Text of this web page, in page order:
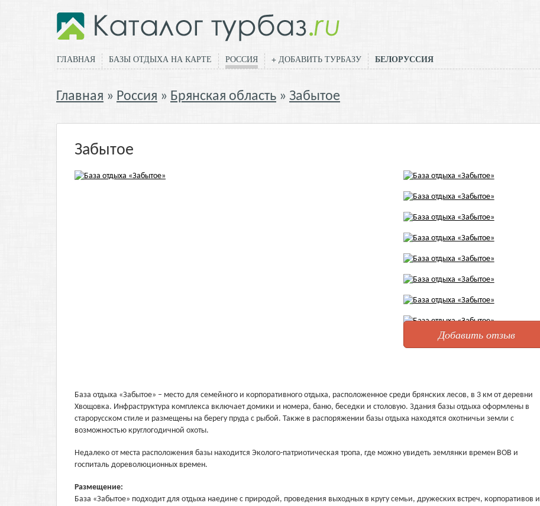
ГЛАВНАЯ БАЗЫ ОТДЫХА НА КАРТЕ РОССИЯ + ДОБАВИТЬ ТУРБАЗУ БЕЛОРУССИЯ
Главная Россия Брянская область Забытое
Забытое
Добавить отзыв
База отдыха «Забытое» – место для семейного и корпоративного отдыха, расположенное среди брянских лесов, в 3 км от деревни
Хвощовка. Инфраструктура комплекса включает домики и номера, баню, беседки и столовую. Здания базы отдыха оформлены в
старорусском стиле и размещены на берегу пруда с рыбой. Также в распоряжении базы отдыха находятся охотничьи земли с
возможностью круглогодичной охоты.
Недалеко от места расположения базы находится Эколого-патриотическая тропа, где можно увидеть землянки времен ВОВ и
госпиталь дореволюционных времен.
Размещение:
База «Забытое» подходит для отдыха наедине с природой, проведения выходных в кругу семьи, дружеских встреч, корпоративов и